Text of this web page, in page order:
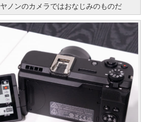
ノンのカメラではおなじみのものだ